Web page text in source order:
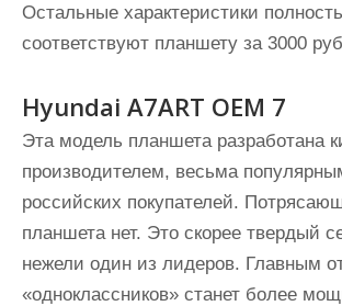
Остальные характеристики
соответствуют планшету за 3000
Hyundai A7ART OEM 7
Эта модель планшета разработана
производителем, весьма
российских покупателей.
планшета нет. Это скорее твердый
нежели один из лидеров. Главным
«одноклассников» станет более